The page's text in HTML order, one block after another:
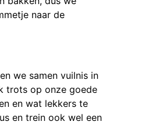
naar de
we samen vuilnis in
trots op onze goede
en wat lekkers te
en trein ook wel een